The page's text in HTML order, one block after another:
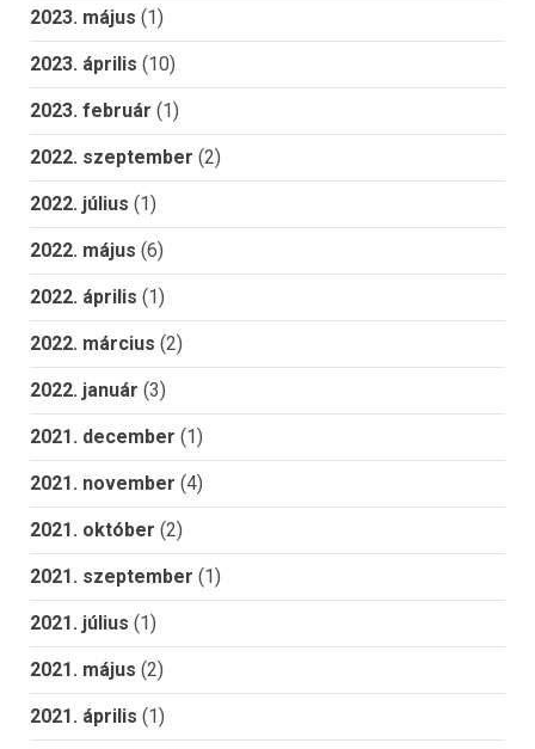
2023. május (1)
2023. április (10)
2023. február (1)
2022. szeptember (2)
2022. július (1)
2022. május (6)
2022. április (1)
2022. március (2)
2022. január (3)
2021. december (1)
2021. november (4)
2021. október (2)
2021. szeptember (1)
2021. július (1)
2021. május (2)
2021. április (1)